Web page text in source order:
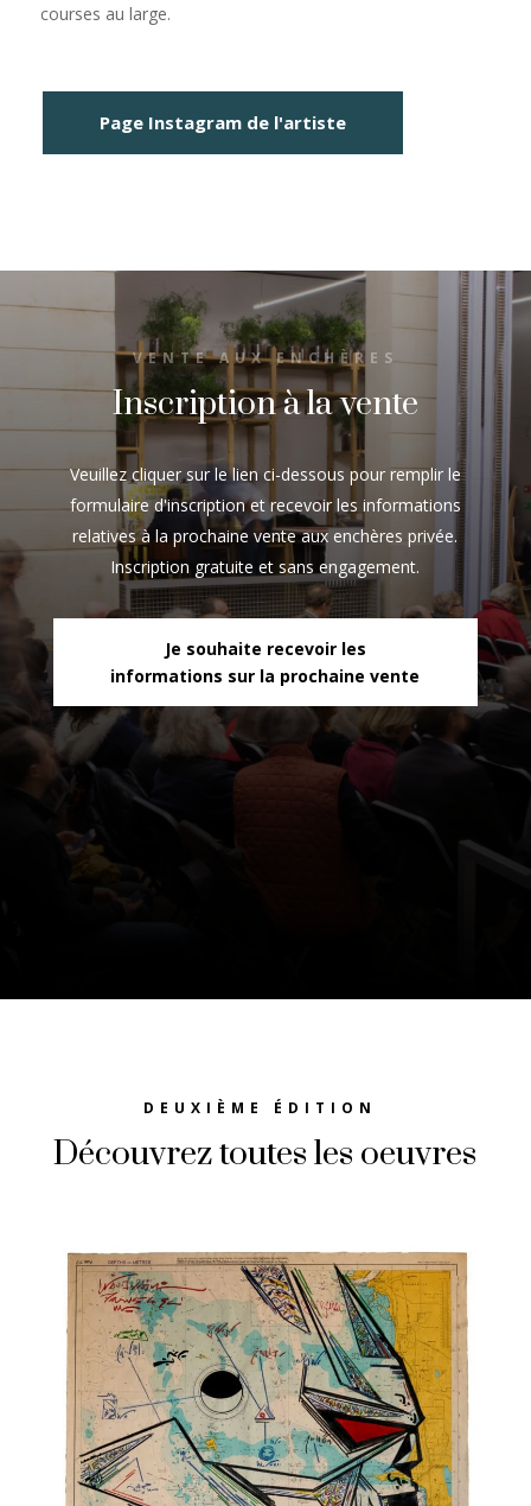
courses au large.
Page Instagram de l'artiste
VENTE AUX ENCHÈRES
Inscription à la vente
Veuillez cliquer sur le lien ci-dessous pour remplir le
formulaire d'inscription et recevoir les informations
relatives à la prochaine vente aux enchères privée.
Inscription gratuite et sans engagement.
Je souhaite recevoir les
informations sur la prochaine vente
DEUXIÈME ÉDITION
Découvrez toutes les oeuvres